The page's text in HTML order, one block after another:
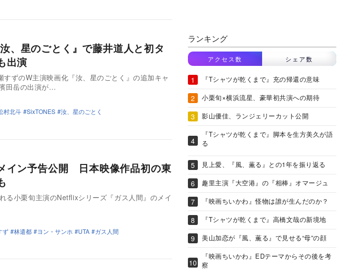
、星のごとく』で藤井道人と初タ
出演
ずのW主演映画化『汝、星のごとく』の追加キャ
田岳の出演が…
村北斗 SixTONES 汝、星のごとく
イン予告公開 日本映像作品初の東
る小栗旬主演のNetflixシリーズ『ガス人間』のメイ
ず 林遣都 ヨン・サンホ UTA ガス人間
ランキング
アクセス数 シェア数
『Tシャツが乾くまで』充の帰還の意味
小栗旬×横浜流星、豪華初共演への期待
影山優佳、ランジェリーカット公開
『Tシャツが乾くまで』脚本を生方美久が語
る
見上愛、『風、薫る』との1年を振り返る
趣里主演『大空港』の『相棒』オマージュ
『映画ちいかわ』怪物は誰が生んだのか？
『Tシャツが乾くまで』高橋文哉の新境地
美山加恋が『風、薫る』で見せる“母”の顔
『映画ちいかわ』EDテーマからその後を考
察